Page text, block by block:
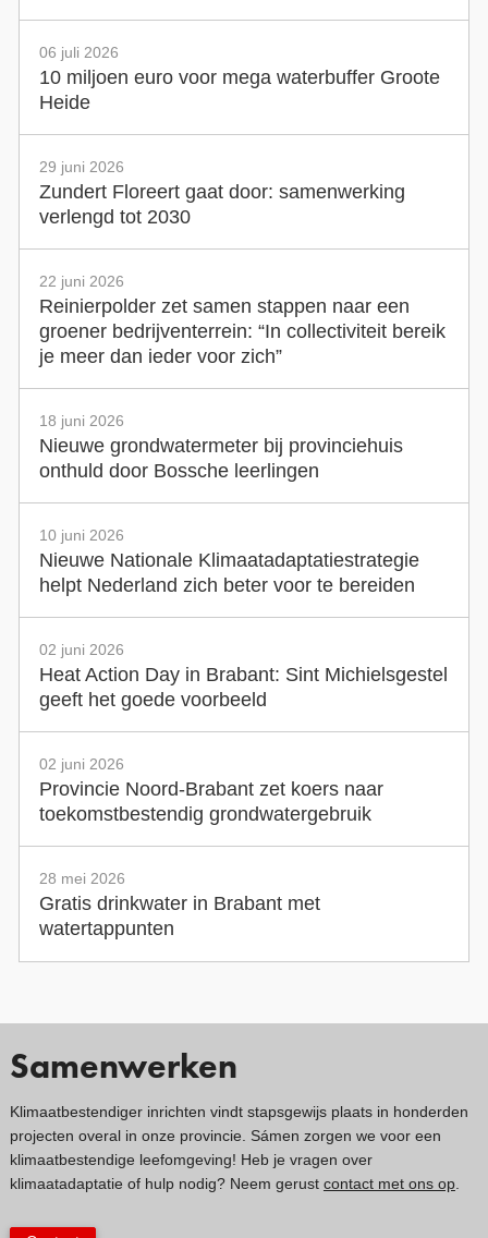
06 juli 2026
10 miljoen euro voor mega waterbuffer Groote
Heide
29 juni 2026
Zundert Floreert gaat door: samenwerking
verlengd tot 2030
22 juni 2026
Reinierpolder zet samen stappen naar een
groener bedrijventerrein: “In collectiviteit bereik
je meer dan ieder voor zich”
18 juni 2026
Nieuwe grondwatermeter bij provinciehuis
onthuld door Bossche leerlingen
10 juni 2026
Nieuwe Nationale Klimaatadaptatiestrategie
helpt Nederland zich beter voor te bereiden
02 juni 2026
Heat Action Day in Brabant: Sint Michielsgestel
geeft het goede voorbeeld
02 juni 2026
Provincie Noord-Brabant zet koers naar
toekomstbestendig grondwatergebruik
28 mei 2026
Gratis drinkwater in Brabant met
watertappunten
Samenwerken
Klimaatbestendiger inrichten vindt stapsgewijs plaats in honderden
projecten overal in onze provincie. Sámen zorgen we voor een
klimaatbestendige leefomgeving! Heb je vragen over
klimaatadaptatie of hulp nodig? Neem gerust contact met ons op.